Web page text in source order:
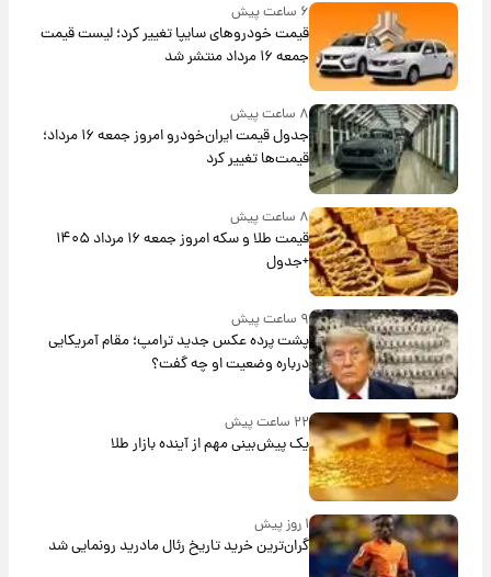
۶ ساعت پیش
قیمت خودروهای سایپا تغییر کرد؛ لیست قیمت
جمعه ۱۶ مرداد منتشر شد
۸ ساعت پیش
جدول قیمت ایران‌خودرو امروز جمعه ۱۶ مرداد؛
قیمت‌ها تغییر کرد
۸ ساعت پیش
قیمت طلا و سکه امروز جمعه ۱۶ مرداد ۱۴۰۵
+جدول
۹ ساعت پیش
پشت پرده عکس جدید ترامپ؛ مقام آمریکایی
درباره وضعیت او چه گفت؟
۲۲ ساعت پیش
یک پیش‌بینی مهم از آینده بازار طلا
۱ روز پیش
گران‌ترین خرید تاریخ رئال مادرید رونمایی شد